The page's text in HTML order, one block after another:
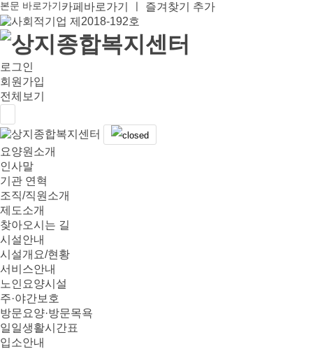
본문 바로가기카페바로가기 즐겨찾기 추가
로그인
회원가입
전체보기
요양원소개
인사말
기관 연혁
조직/직원소개
제도소개
찾아오시는 길
시설안내
시설개요/현황
서비스안내
노인요양시설
주·야간보호
방문요양·방문목욕
일일생활시간표
입소안내